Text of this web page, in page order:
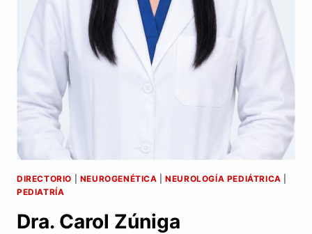
DIRECTORIO NEUROGENÉTICA |NEUROLOGÍA PEDIÁTRICA
PEDIATRÍA
Dra. Carol Zúniga